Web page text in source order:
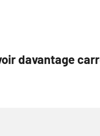
davantage